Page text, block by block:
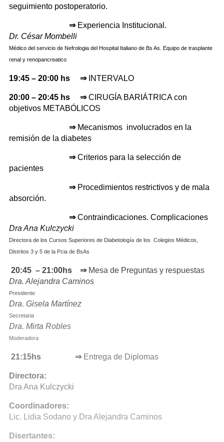
seguimiento postoperatorio.
⇒Experiencia Institucional.
Dr. César Mombelli
Médico del servicio de Nefrologia del Hospital Italiano de Bs As. Equipo de trasplante
renal y renopancreatico
19:45 – 20:00 hs ⇒INTERVALO
20:00 – 20:45 hs ⇒CIRUGÍA BARIÁTRICA con
objetivos METABÓLICOS
⇒Mecanismos involucrados en la
remisión de la diabetes
⇒Criterios para la selección de
pacientes
⇒ Procedimientos restrictivos y de mala
absorción.
⇒Contraindicaciones. Complicaciones
Dra Ana Kulczycki
Directora de los Cursos Superiores de Diabetología de los Colegios Médicos,
Distritos 3 y 5 de la Pcia de BsAs
20:45 – 21:00hs ⇒ Mesa de Preguntas y respuestas
Dra. Alejandra Caminos
Presidente
Dra. Gisela Martínez
Secretaria
Dra. Mirta Robles
Moderadora
21:15hs ⇒ Entrega de Diplomas
Directora:
Dra Ana Kulczycki
Coordinadores:
Lic. Lidia Sodano y Dra Alejandra Caminos
Disertantes: